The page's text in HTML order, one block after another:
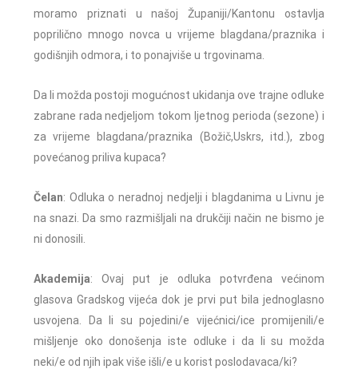
moramo priznati u našoj Županiji/Kantonu ostavlja
poprilično mnogo novca u vrijeme blagdana/praznika i
godišnjih odmora, i to ponajviše u trgovinama.
Da li možda postoji mogućnost ukidanja ove trajne odluke
zabrane rada nedjeljom tokom ljetnog perioda (sezone) i
za vrijeme blagdana/praznika (Božič,Uskrs, itd.), zbog
povećanog priliva kupaca?
Čelan: Odluka o neradnoj nedjelji i blagdanima u Livnu je
na snazi. Da smo razmišljali na drukčiji način ne bismo je
ni donosili.
Akademija: Ovaj put je odluka potvrđena većinom
glasova Gradskog vijeća dok je prvi put bila jednoglasno
usvojena. Da li su pojedini/e vijećnici/ice promijenili/e
mišljenje oko donošenja iste odluke i da li su možda
neki/e od njih ipak više išli/e u korist poslodavaca/ki?